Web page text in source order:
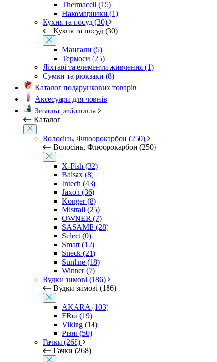
Thermacell (15)
Накомарники (1)
Кухня та посуд (30)
Кухня та посуд (30)
Мангали (5)
Термоси (25)
Ліхтарі та елементи живлення (1)
Сумки та рюкзаки (8)
Каталог подарункових товарів
Аксесуари для човнів
Зимова риболовля
Каталог
Волосінь, Флюорокарбон (250)
Волосінь, Флюорокарбон (250)
X-Fish (32)
Balsax (8)
Intech (43)
Jaxon (36)
Konger (8)
Mistrall (25)
OWNER (7)
SASAME (28)
Select (0)
Smart (12)
Sneck (21)
Sunline (18)
Winner (7)
Вудки зимові (186)
Вудки зимові (186)
AKARA (103)
FRoi (19)
Viking (14)
Різні (50)
Гачки (268)
Гачки (268)